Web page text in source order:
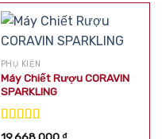
PHỤ KIỆN
Máy Chiết Rượu CORAVIN
SPARKLING
Được xếp